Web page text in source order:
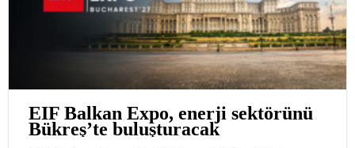
EIF Balkan Expo, enerji sektörünü
Bükreş’te buluşturacak